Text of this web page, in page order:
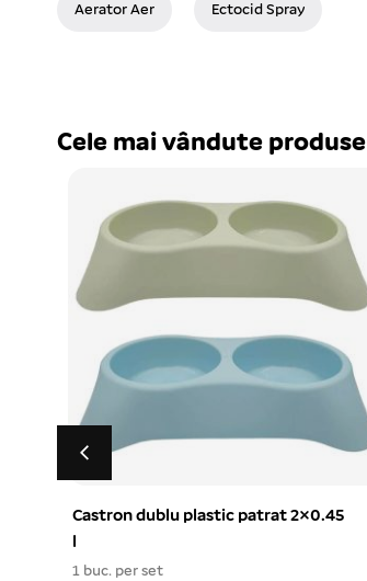
Aerator Aer Ectocid Spray
Cele mai vândute produse
Castron dublu plastic patrat 2×0.45
1 buc. per set